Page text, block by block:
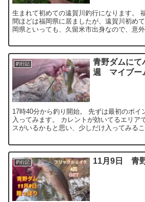
生まれて初めての遠賀川釣行になります。
間ほどは福岡県に居ましたが、遠賀川初め
岡県といっても、久留米市出身なので、意
釣行記
青野ダムに
週 マイブー
17時40分から釣り開始。 先ずは最初のポイ
入ってみます。 カレントが効いてるエリア
スがいるかもと思い、少しだけ入ってみる
釣行記 11月9日 青